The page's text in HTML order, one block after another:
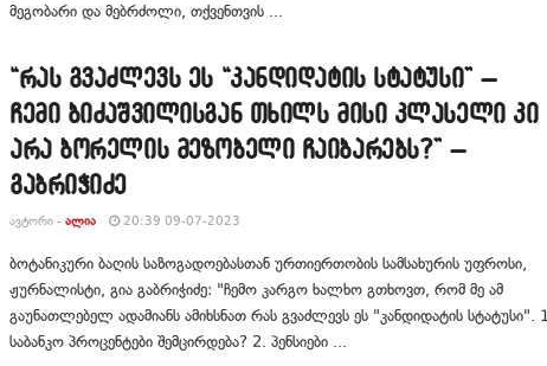
მეგობარი და მებრძოლი, თქვენთვის ...
“რას გვაძლევს ეს “კანდიდატის სტატუსი” –
ჩემი ბიძაშვილისგან თხილს მისი კლასელი კი
არა ბორელის მეზობელი ჩაიბარებს?” –
გაბრიჭიძე
ᲐᲕᲢᲝᲠᲘ - ᲐᲚᲘᲐ 20:39 09-07-2023
ბოტანიკური ბაღის საზოგადოებასთან ურთიერთობის სამსახურის უფროსი,
ჟურნალისტი, გია გაბრიჭიძე: "ჩემო კარგო ხალხო გთხოვთ, რომ მე ამ
გაუნათლებელ ადამიანს ამიხსნათ რას გვაძლევს ეს "კანდიდატის სტატუსი". 1.
საბანკო პროცენტები შემცირდება? 2. პენსიები ...